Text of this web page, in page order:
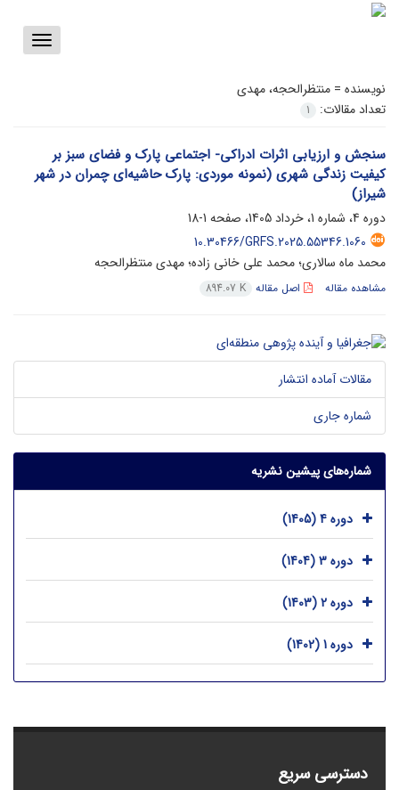
Toggle
نویسنده = منتظرالحجه، مهدی
تعداد مقالات:
1
سنجش و ارزیابی اثرات ادراکی- اجتماعی پارک و فضای سبز بر
کیفیت زندگی شهری (نمونه موردی: پارک حاشیه‌ای چمران در شهر
شیراز)
دوره 4، شماره 1، خرداد 1405، صفحه
1-18
10.30466/GRFS.2025.55346.1060
محمد ماه سالاری؛ محمد علی خانی زاده؛ مهدی منتظرالحجه
مشاهده مقاله اصل مقاله 894.07 K
مقالات آماده انتشار
شماره جاری
شماره‌های پیشین نشریه
دوره 4 (1405)
دوره 3 (1404)
دوره 2 (1403)
دوره 1 (1402)
دسترسی سریع